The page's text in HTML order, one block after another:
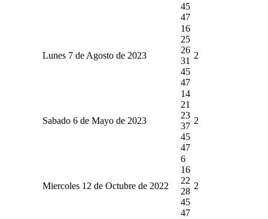
45
47
Lunes 7 de Agosto de 2023
16
25
26
31
45
47
2
Sabado 6 de Mayo de 2023
14
21
23
37
45
47
2
Miercoles 12 de Octubre de 2022
6
16
22
28
45
47
2